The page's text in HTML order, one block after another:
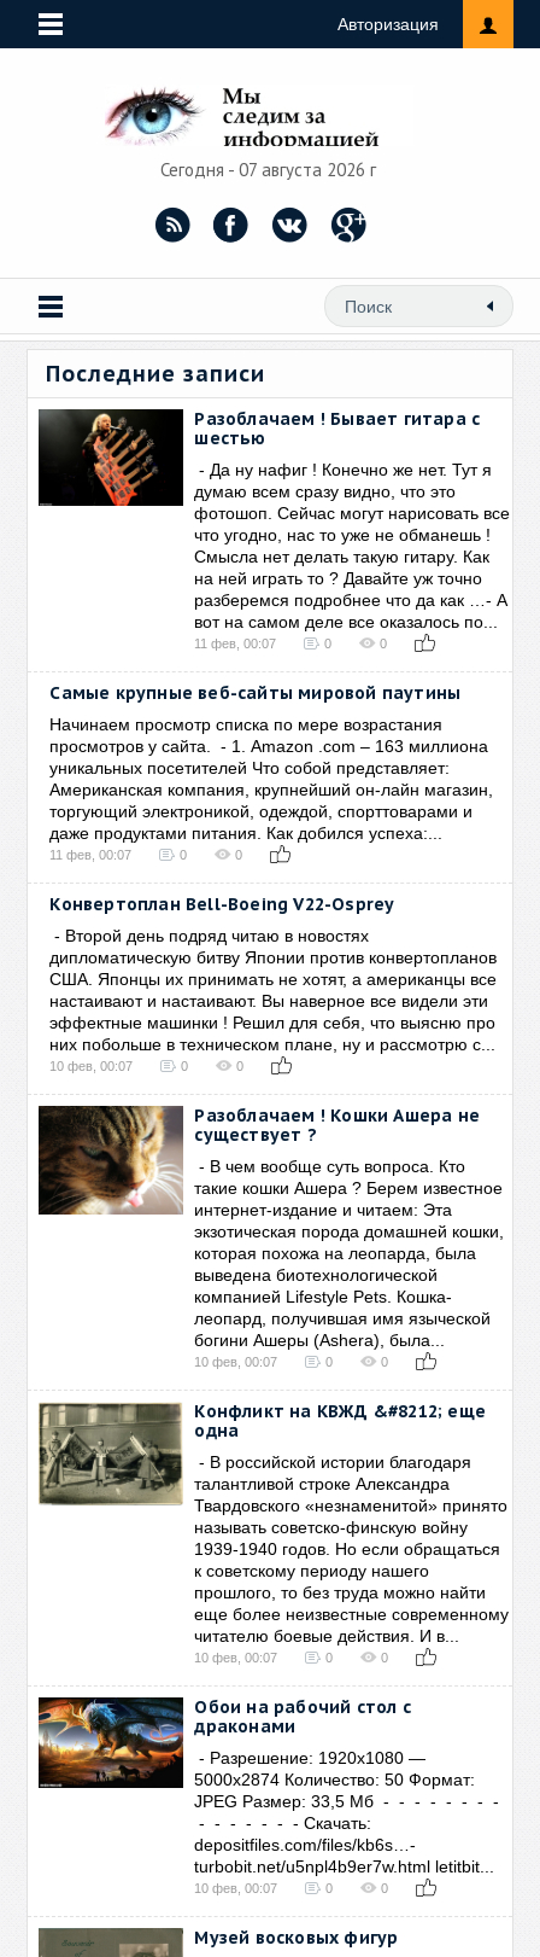
Авторизация
Сегодня - 07 августа 2026 г
Последние записи
Разоблачаем ! Бывает гитара с
шестью
- Да ну нафиг ! Конечно же нет. Тут я
думаю всем сразу видно, что это
фотошоп. Сейчас могут нарисовать все
что угодно, нас то уже не обманешь !
Смысла нет делать такую гитару. Как
на ней играть то ? Давайте уж точно
разберемся подробнее что да как …- А
вот на самом деле все оказалось по...
11 фев, 00:07 0 0
Самые крупные веб-сайты мировой паутины
Начинаем просмотр списка по мере возрастания
просмотров у сайта. - 1. Amazon .com – 163 миллиона
уникальных посетителей Что собой представляет:
Американская компания, крупнейший он-лайн магазин,
торгующий электроникой, одеждой, спорттоварами и
даже продуктами питания. Как добился успеха:...
11 фев, 00:07 0 0
Конвертоплан Bell-Boeing V22-Osprey
- Второй день подряд читаю в новостях
дипломатическую битву Японии против конвертопланов
США. Японцы их принимать не хотят, а американцы все
настаивают и настаивают. Вы наверное все видели эти
эффектные машинки ! Решил для себя, что выясню про
них побольше в техническом плане, ну и рассмотрю с...
10 фев, 00:07 0 0
Разоблачаем ! Кошки Ашера не
существует ?
- В чем вообще суть вопроса. Кто
такие кошки Ашера ? Берем известное
интернет-издание и читаем: Эта
экзотическая порода домашней кошки,
которая похожа на леопарда, была
выведена биотехнологической
компанией Lifestyle Pets. Кошка-
леопард, получившая имя языческой
богини Ашеры (Ashera), была...
10 фев, 00:07 0 0
Конфликт на КВЖД &#8212; еще
одна
- В российской истории благодаря
талантливой строке Александра
Твардовского «незнаменитой» принято
называть советско-финскую войну
1939-1940 годов. Но если обращаться
к советскому периоду нашего
прошлого, то без труда можно найти
еще более неизвестные современному
читателю боевые действия. И в...
10 фев, 00:07 0 0
Обои на рабочий стол с
драконами
- Разрешение: 1920х1080 —
5000х2874 Количество: 50 Формат:
JPEG Размер: 33,5 Мб - - - - - - - -
- - - - - - - Скачать:
depositfiles.com/files/kb6s…-
turbobit.net/u5npl4b9er7w.html letitbit...
10 фев, 00:07 0 0
Музей восковых фигур